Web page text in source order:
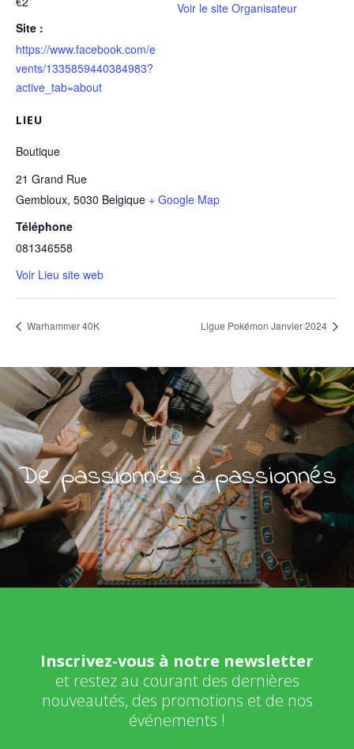
Site :
https://www.facebook.com/e
vents/1335859440384983?
active_tab=about
LIEU
Boutique
21 Grand Rue
Gembloux, 5030 Belgique + Google Map
Téléphone
081346558
Voir Lieu site web
Voir le site Organisateur
Warhammer 40K Ligue Pokémon Janvier 2024
De passionnés à passionnés
Inscrivez-vous à notre newsletter
et restez au courant des dernières
nouveautés, des promotions et de nos
événements !